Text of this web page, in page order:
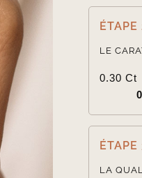
ÉTAPE
LE
0.30 Ct
ÉTAPE
LA